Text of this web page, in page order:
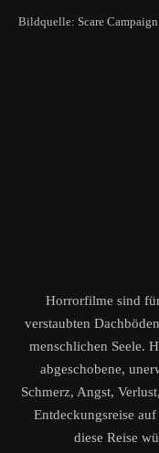
Bildquelle: Scare
Horrorfilme sind
verstaubten
menschlichen Seele.
abgeschobene,
Schmerz, Angst,
Entdeckungsreise
diese Reise